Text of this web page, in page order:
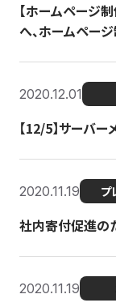
【ホームページ
へ、ホームペー
2020.12.01
【12/5】サーバ
2020.11.19 プ
社内寄付促進の
2020.11.19